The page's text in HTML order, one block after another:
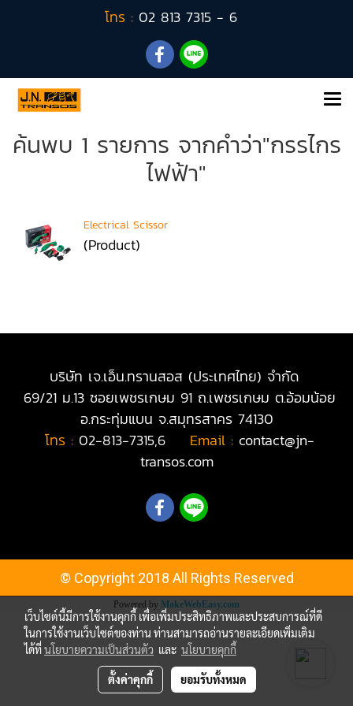
โทร : 02 813 7315 - 6
ค้นพบ 1 รายการ จากคำว่า"กรรไกร
ไฟฟ้า"
Electrical Scissor
(Product)
บริษัท เจ.เอ็น.ทรานสอส (ประเทศไทย) จำกัด
69/21 ม.13 ซอยเพชรเกษม 91 ถ.เพชรเกษม ต.อ้อมน้อย
อ.กระทุ่มแบน จ.สมุทรสาคร 74130
โทร : 02-813-7315,6| Email :contact@jn-
transos.com
© Copyright 2018 All Rights Reserved
Powered by MakeWebEasy.com
เว็บไซต์นี้มีการใช้งานคุกกี้ เพื่อเพิ่มประสิทธิภาพและประสบการณ์ที่ดี
ในการใช้งานเว็บไซต์ของท่าน ท่านสามารถอ่านรายละเอียดเพิ่มเติม
ได้ที่นโยบายความเป็นส่วนตัว และ นโยบายคุกกี้
ตั้งค่าคุกกี้ ยอมรับทั้งหมด